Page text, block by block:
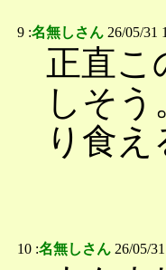
9 :名無しさん 26/05/31
正直こ
しそ
り食え
10 :名無しさん 26/05/